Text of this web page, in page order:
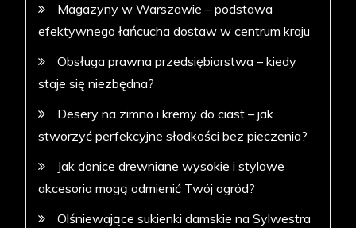
Magazyny w Warszawie – podstawa
efektywnego łańcucha dostaw w centrum kraju
Obsługa prawna przedsiębiorstwa – kiedy
staje się niezbędna?
Desery na zimno i kremy do ciast – jak
stworzyć perfekcyjne słodkości bez pieczenia?
Jak donice drewniane wysokie i stylowe
akcesoria mogą odmienić Twój ogród?
Olśniewające sukienki damskie na Sylwestra